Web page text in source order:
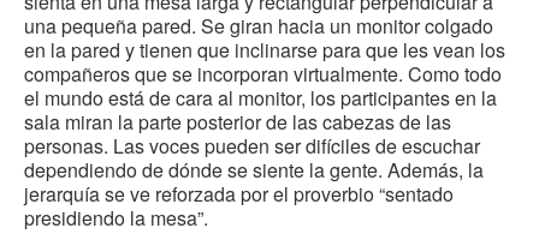
una pequeña pared. Se giran hacia un monitor colgado
en la pared y tienen que inclinarse para que les vean los
compañeros que se incorporan virtualmente. Como todo
el mundo está de cara al monitor, los participantes en la
sala miran la parte posterior de las cabezas de las
personas. Las voces pueden ser difíciles de escuchar
dependiendo de dónde se siente la gente. Además, la
jerarquía se ve reforzada por el proverbio “sentado
presidiendo la mesa”.